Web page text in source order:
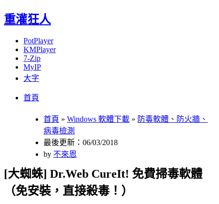
重灌狂人
PotPlayer
KMPlayer
7-Zip
MyIP
大字
首頁
首頁 » Windows 軟體下載 » 防毒軟體、防火牆、
病毒檢測
最後更新：06/03/2018
by 不來恩
[大蜘蛛] Dr.Web CureIt! 免費掃毒軟體
（免安裝，直接殺毒！）